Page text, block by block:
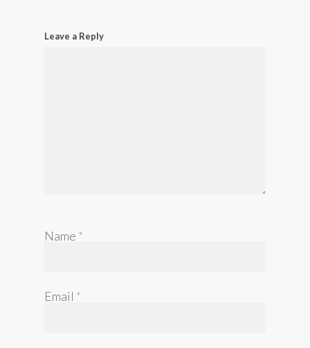
Leave a Reply
Name *
Email *